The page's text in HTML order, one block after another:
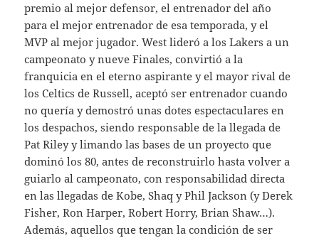
premio al mejor defensor, el entrenador del año
para el mejor entrenador de esa temporada, y el
MVP al mejor jugador. West lideró a los Lakers a un
campeonato y nueve Finales, convirtió a la
franquicia en el eterno aspirante y el mayor rival de
los Celtics de Russell, aceptó ser entrenador cuando
no quería y demostró unas dotes espectaculares en
los despachos, siendo responsable de la llegada de
Pat Riley y limando las bases de un proyecto que
dominó los 80, antes de reconstruirlo hasta volver a
guiarlo al campeonato, con responsabilidad directa
en las llegadas de Kobe, Shaq y Phil Jackson (y Derek
Fisher, Ron Harper, Robert Horry, Brian Shaw…).
Además, aquellos que tengan la condición de ser